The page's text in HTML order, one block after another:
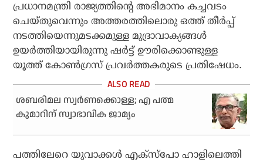
പ്രധാനമന്ത്രി രാജ്യത്തിന്റെ അഭിമാനം കച്ചവടം
ചെയ്തുവെന്നും അത്തരത്തിലൊരു ഒത്ത് തീര്‍പ്പ്
നടത്തിയെന്നുമടക്കമുള്ള മുദ്രാവാക്യങ്ങള്‍
ഉയര്‍ത്തിയായിരുന്നു ഷര്‍ട്ട് ഊരിക്കൊണ്ടുള്ള
യൂത്ത് കോണ്‍ഗ്രസ് പ്രവര്‍ത്തകരുടെ പ്രതിഷേധം.
ശബരിമല സ്വര്‍ണക്കൊള്ള; എ പത്മ
കുമാറിന് സ്വാഭാവിക ജാമ്യം
പത്തിലേറെ യുവാക്കള്‍ എക്‌സ്‌പോ ഹാളിലെത്തി